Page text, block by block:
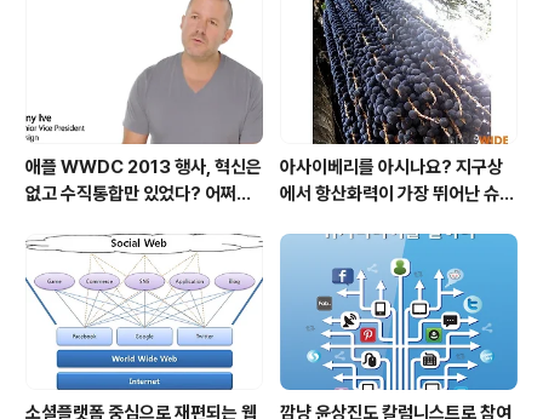
애플 WWDC 2013 행사, 혁신은
없고 수직통합만 있었다? 어쩌면
아사이베리를 아시나요? 지구상
에서 항산화력이 가장 뛰어난 슈퍼
소셜플랫폼 중심으로 재편되는 웹 깜냥 윤상진도 칼럼니스트로 참여